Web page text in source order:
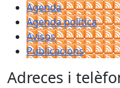
Agenda
Agenda política
Avisos
Publicacions
Adreces i